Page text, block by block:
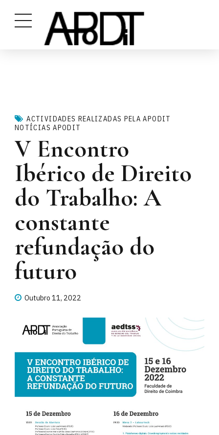
ACTIVIDADES REALIZADAS PELA APODIT
NOTÍCIAS APODIT
V Encontro
Ibérico de Direito
do Trabalho: A
constante
refundação do
futuro
Outubro 11, 2022